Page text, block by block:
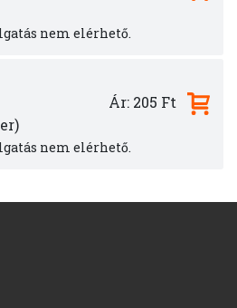
nem elérhető.
nem elérhető.
Ár: 205 Ft